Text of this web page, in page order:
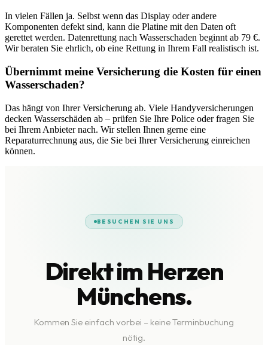
In vielen Fällen ja. Selbst wenn das Display oder andere
Komponenten defekt sind, kann die Platine mit den Daten oft
gerettet werden. Datenrettung nach Wasserschaden beginnt ab 79 €.
Wir beraten Sie ehrlich, ob eine Rettung in Ihrem Fall realistisch ist.
Übernimmt meine Versicherung die Kosten für einen
Wasserschaden?
Das hängt von Ihrer Versicherung ab. Viele Handyversicherungen
decken Wasserschäden ab – prüfen Sie Ihre Police oder fragen Sie
bei Ihrem Anbieter nach. Wir stellen Ihnen gerne eine
Reparaturrechnung aus, die Sie bei Ihrer Versicherung einreichen
können.
BESUCHEN SIE UNS
Direkt im Herzen
Münchens.
Kommen Sie einfach vorbei – keine Terminbuchung
nötig.